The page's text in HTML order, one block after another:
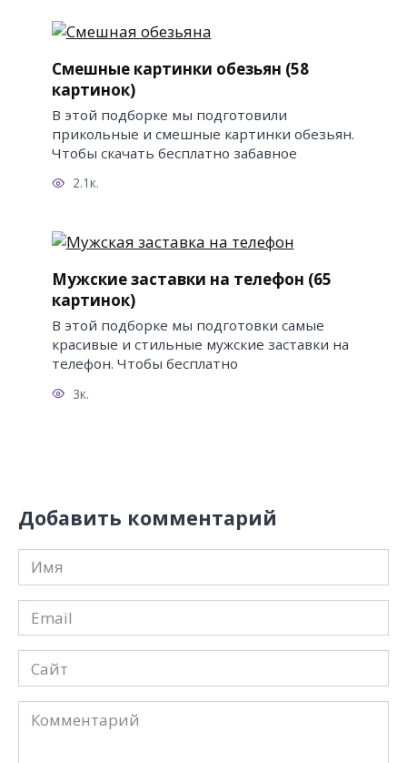
Смешные картинки обезьян (58
картинок)
В этой подборке мы подготовили
прикольные и смешные картинки обезьян.
Чтобы скачать бесплатно забавное
2.1к.
Мужские заставки на телефон (65
картинок)
В этой подборке мы подготовки самые
красивые и стильные мужские заставки на
телефон. Чтобы бесплатно
3к.
Добавить комментарий
Имя
*
Email
*
Сайт
Комментарий